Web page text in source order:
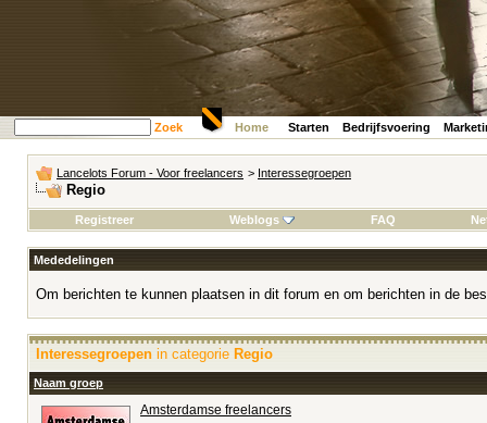
Zoek Home Starten Bedrijfsvoering
Lancelots Forum - Voor freelancers > Interessegroepen
Regio
Registreer Weblogs FAQ
Mededelingen
Om berichten te kunnen plaatsen in dit forum en om berichten in de
Interessegroepen in categorie Regio
Naam groep
Amsterdamse freelancers